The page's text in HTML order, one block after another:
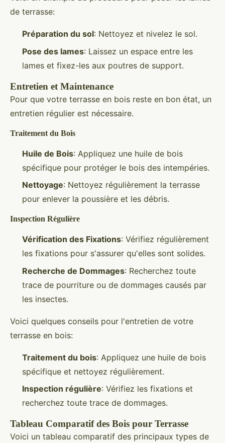
de terrasse:
Préparation du sol: Nettoyez et nivelez le sol.
Pose des lames: Laissez un espace entre les
lames et fixez-les aux poutres de support.
Entretien et Maintenance
Pour que votre terrasse en bois reste en bon état, un
entretien régulier est nécessaire.
Traitement du Bois
Huile de Bois: Appliquez une huile de bois
spécifique pour protéger le bois des intempéries.
Nettoyage: Nettoyez régulièrement la terrasse
pour enlever la poussière et les débris.
Inspection Régulière
Vérification des Fixations: Vérifiez régulièrement
les fixations pour s'assurer qu'elles sont solides.
Recherche de Dommages: Recherchez toute
trace de pourriture ou de dommages causés par
les insectes.
Voici quelques conseils pour l'entretien de votre
terrasse en bois:
Traitement du bois: Appliquez une huile de bois
spécifique et nettoyez régulièrement.
Inspection régulière: Vérifiez les fixations et
recherchez toute trace de dommages.
Tableau Comparatif des Bois pour Terrasse
Voici un tableau comparatif des principaux types de